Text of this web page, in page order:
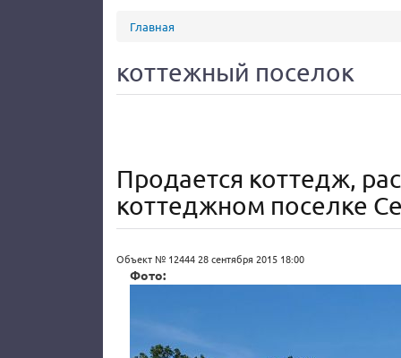
Вы здесь
Главная
коттежный поселок
Продается коттедж,
коттеджном поселке
Объект № 1244428 сентября 2015 18:00
Фото: